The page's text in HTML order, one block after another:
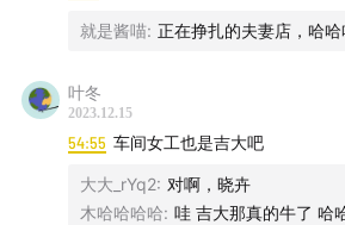
就是酱喵: 正在挣扎的夫妻店，哈
叶冬
2023.12.15
54:55 车间女工也是吉大吧
大大_rYq2: 对啊，晓卉
木哈哈哈哈: 哇 吉大那真的牛了 哈